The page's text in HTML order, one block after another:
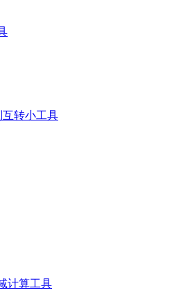
转小工具
计算工具